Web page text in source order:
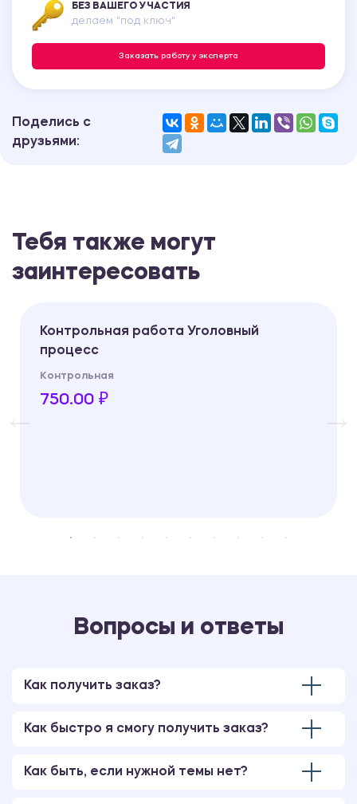
БЕЗ ВАШЕГО УЧАСТИЯ
делаем "под ключ"
Заказать работу у эксперта
Поделись с
друзьями:
Тебя также могут
заинтересовать
Контрольная работа Уголовный
процесс
Контрольная
750.00 ₽
Вопросы и ответы
Как получить заказ?
Как быстро я смогу получить заказ?
Как быть, если нужной темы нет?